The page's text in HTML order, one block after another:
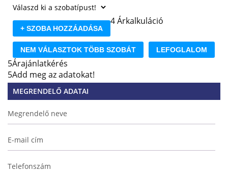
+ SZOBA HOZZÁADÁSA
NEM VÁLASZTOK TÖBB SZOBÁT
4Árkalkuláció
LEFOGLALOM
5Árajánlatkérés
5Add meg az adatokat!
MEGRENDELŐ ADATAI
Megrendelő neve
E-mail cím
Telefonszám